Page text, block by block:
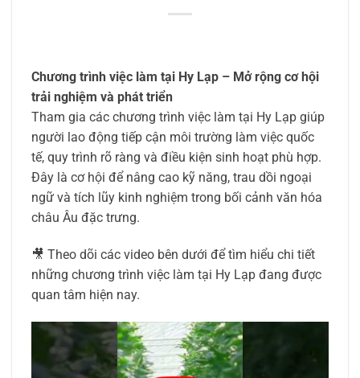
Chương trình việc làm tại Hy Lạp – Mở rộng cơ hội
trải nghiệm và phát triển
Tham gia các chương trình việc làm tại Hy Lạp giúp
người lao động tiếp cận môi trường làm việc quốc
tế, quy trình rõ ràng và điều kiện sinh hoạt phù hợp.
Đây là cơ hội để nâng cao kỹ năng, trau dồi ngoại
ngữ và tích lũy kinh nghiệm trong bối cảnh văn hóa
châu Âu đặc trưng.
🎥 Theo dõi các video bên dưới để tìm hiểu chi tiết
những chương trình việc làm tại Hy Lạp đang được
quan tâm hiện nay.